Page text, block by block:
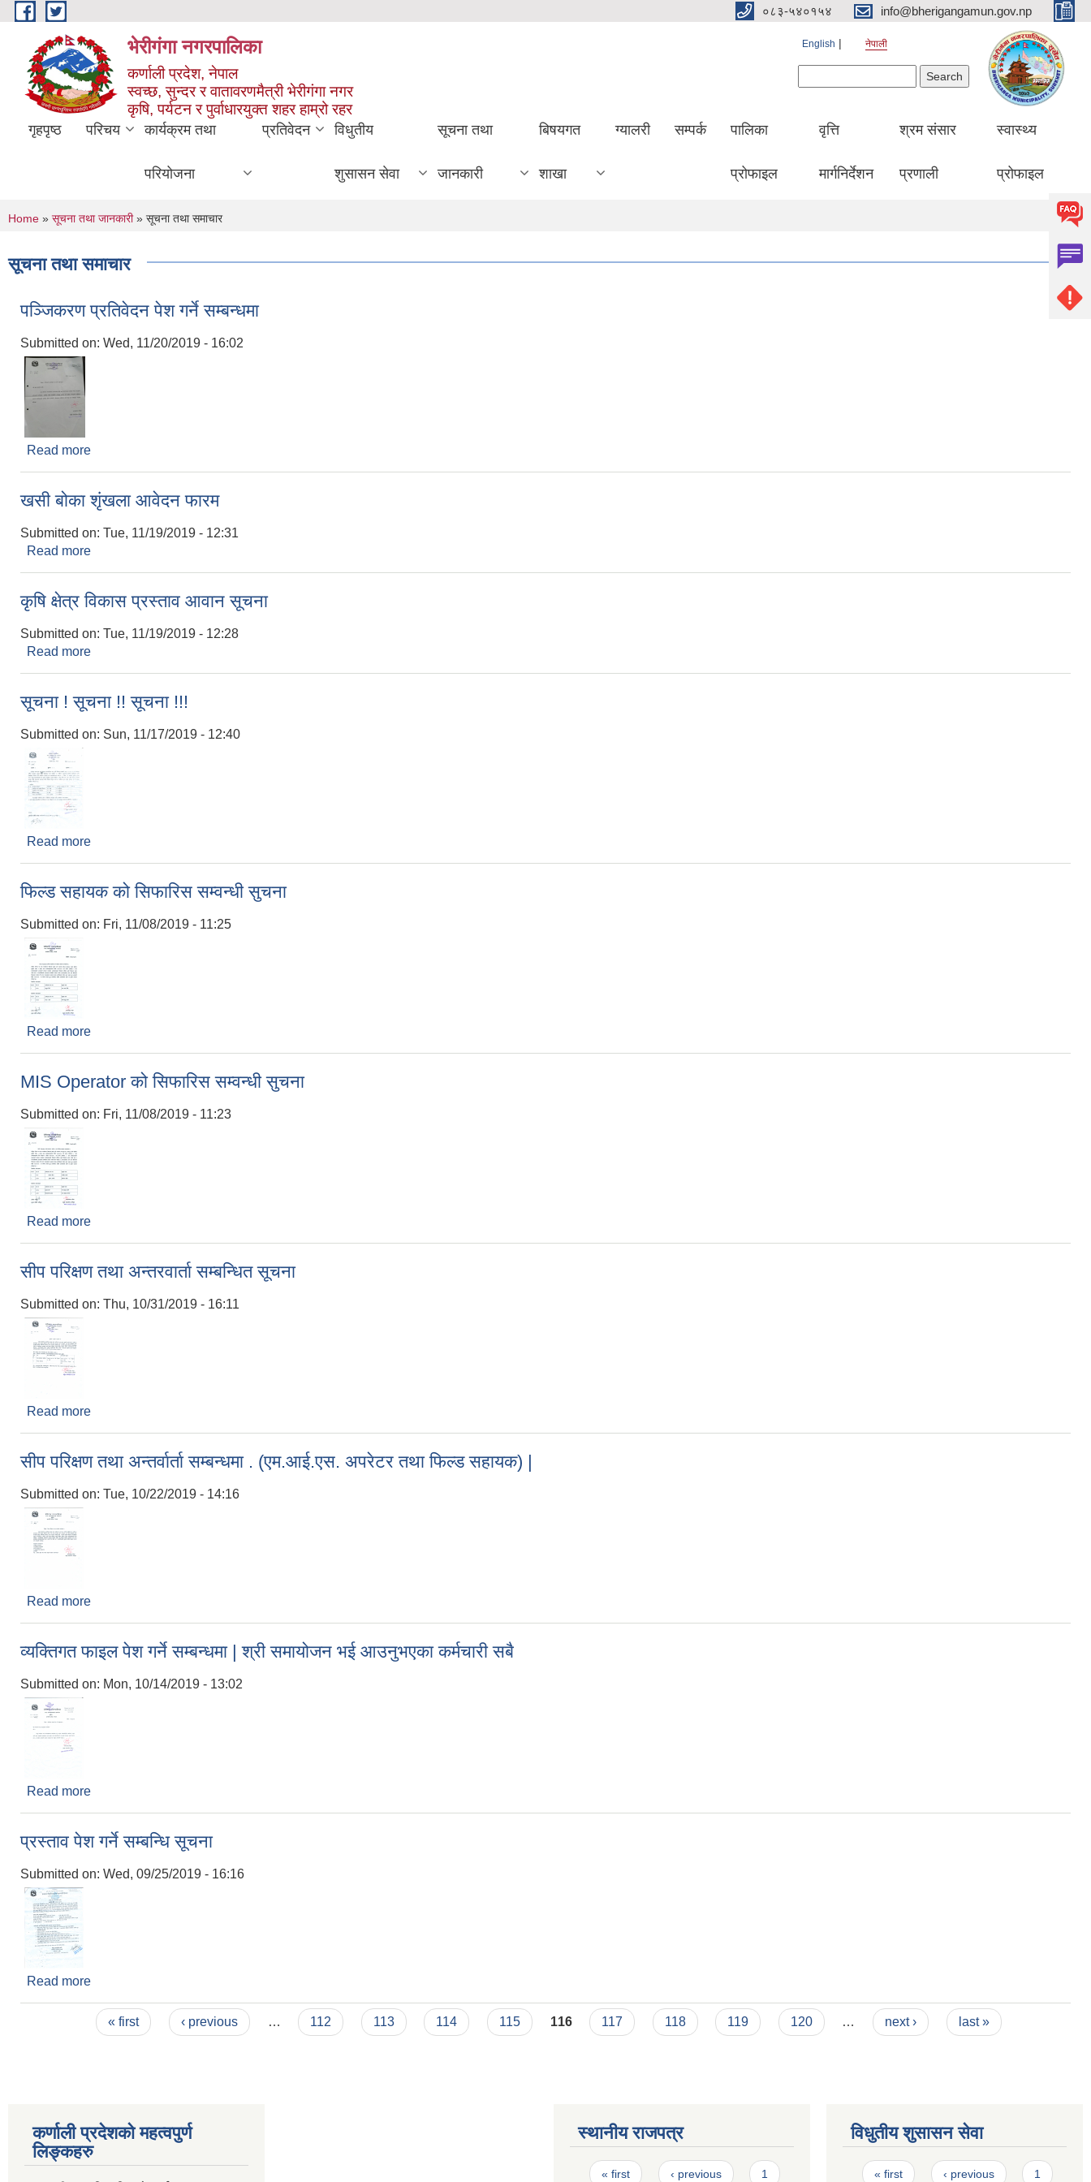
Skip to main content ०८३-५४०१५४ info@bherigangamun.gov.np
भेरीगंगा नगरपालिका
कर्णाली प्रदेश, नेपाल
स्वच्छ, सुन्दर र वातावरणमैत्री भेरीगंगा नगर
कृषि, पर्यटन र पुर्वाधारयुक्त शहर हाम्रो रहर
English नेपाली
गृहपृष्ठ परिचय कार्यक्रम तथा
परियोजना
प्रतिवेदन विधुतीय
शुसासन सेवा
सूचना तथा
जानकारी
बिषयगत
शाखा
ग्यालरी सम्पर्क पालिका
प्रोफाइल
वृत्ति
मार्गनिर्देशन
श्रम संसार
प्रणाली
स्वास्थ्य
प्रोफाइल
You are here
Home » सूचना तथा जानकारी» सूचना तथा समाचार
सूचना तथा समाचार
पञ्जिकरण प्रतिवेदन पेश गर्ने सम्बन्धमा
Submitted on: Wed, 11/20/2019 - 16:02
Read more
खसी बोका शृंखला आवेदन फारम
Submitted on: Tue, 11/19/2019 - 12:31
Read more
कृषि क्षेत्र विकास प्रस्ताव आवान सूचना
Submitted on: Tue, 11/19/2019 - 12:28
Read more
सूचना ! सूचना !! सूचना !!!
Submitted on: Sun, 11/17/2019 - 12:40
Read more
फिल्ड सहायक को सिफारिस सम्वन्धी सुचना
Submitted on: Fri, 11/08/2019 - 11:25
Read more
MIS Operator को सिफारिस सम्वन्धी सुचना
Submitted on: Fri, 11/08/2019 - 11:23
Read more
सीप परिक्षण तथा अन्तरवार्ता सम्बन्धित सूचना
Submitted on: Thu, 10/31/2019 - 16:11
Read more
सीप परिक्षण तथा अन्तर्वार्ता सम्बन्धमा . (एम.आई.एस. अपरेटर तथा फिल्ड सहायक) |
Submitted on: Tue, 10/22/2019 - 14:16
Read more
व्यक्तिगत फाइल पेश गर्ने सम्बन्धमा | श्री समायोजन भई आउनुभएका कर्मचारी सबै
Submitted on: Mon, 10/14/2019 - 13:02
Read more
प्रस्ताव पेश गर्ने सम्बन्धि सूचना
Submitted on: Wed, 09/25/2019 - 16:16
Read more
« first ‹ previous … 112 113 114 115 116 117 118 119 120 … next › last »
कर्णाली प्रदेशको महत्वपुर्ण
लिङ्कहरु
स्थानीय राजपत्र
Pages
« first ‹ previous 1
विधुतीय शुसासन सेवा
Pages
« first ‹ previous 1